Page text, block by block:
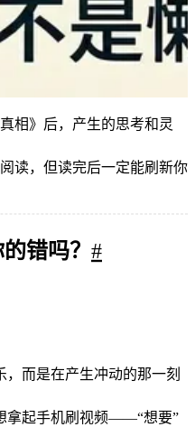
相》后，产生的思考和灵
读，但读完后一定能刷新你
错吗？ #
，而是在产生冲动的那一刻
拿起手机刷视频——“想要”